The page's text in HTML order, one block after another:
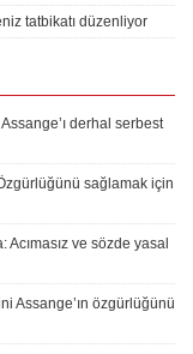
tatbikatı düzenliyor
derhal serbest
sağlamak için
ve sözde yasal
Assange’ın özgürlüğünü